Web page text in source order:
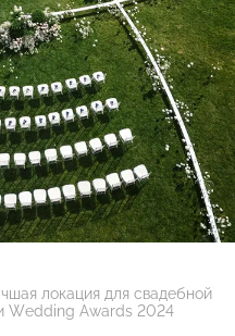
локация для свадебной
Wedding Awards 2024